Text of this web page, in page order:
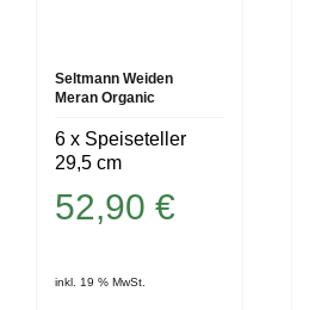
Seltmann Weiden
Meran Organic
6 x Speiseteller
29,5 cm
52,90 €
inkl. 19 % MwSt.